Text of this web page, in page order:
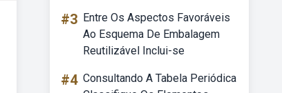
#3 Entre Os Aspectos Favoráveis
Ao Esquema De Embalagem
Reutilizável Inclui-se
#4 Consultando A Tabela Periódica